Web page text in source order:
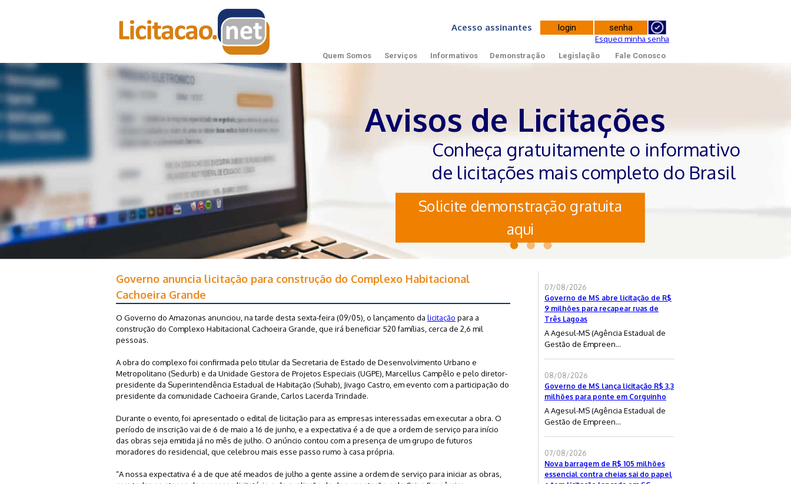
Acesso assinantes
Esqueci minha senha
Quem Somos Serviços Informativos Demonstração Legislação Fale Conosco
Avisos de Licitações
Conheça gratuitamente o informativo
de licitações mais completo do Brasil
Solicite demonstração gratuita
aqui
Governo anuncia licitação para construção do Complexo Habitacional
Cachoeira Grande
O Governo do Amazonas anunciou, na tarde desta sexta-feira (09/05), o lançamento da licitação para a
construção do Complexo Habitacional Cachoeira Grande, que irá beneficiar 520 famílias, cerca de 2,6 mil
pessoas.
A obra do complexo foi confirmada pelo titular da Secretaria de Estado de Desenvolvimento Urbano e
Metropolitano (Sedurb) e da Unidade Gestora de Projetos Especiais (UGPE), Marcellus Campêlo e pelo diretor-
presidente da Superintendência Estadual de Habitação (Suhab), Jivago Castro, em evento com a participação do
presidente da comunidade Cachoeira Grande, Carlos Lacerda Trindade.
Durante o evento, foi apresentado o edital de licitação para as empresas interessadas em executar a obra. O
período de inscrição vai de 6 de maio a 16 de junho, e a expectativa é a de que a ordem de serviço para início
das obras seja emitida já no mês de julho. O anúncio contou com a presença de um grupo de futuros
moradores do residencial, que celebrou mais esse passo rumo à casa própria.
“A nossa expectativa é a de que até meados de julho a gente assine a ordem de serviço para iniciar as obras,
07/08/2026
Governo de MS abre licitação de R$
9 milhões para recapear ruas de
Três Lagoas
A Agesul-MS (Agência Estadual de
Gestão de Empreen...
08/08/2026
Governo de MS lança licitação R$ 3,3
milhões para ponte em Corguinho
A Agesul-MS (Agência Estadual de
Gestão de Empreen...
07/08/2026
Nova barragem de R$ 105 milhões
essencial contra cheias sai do papel